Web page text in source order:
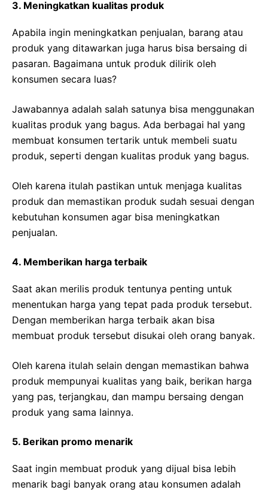
3. Meningkatkan kualitas produk
Apabila ingin meningkatkan penjualan, barang atau
produk yang ditawarkan juga harus bisa bersaing di
pasaran. Bagaimana untuk produk dilirik oleh
konsumen secara luas?
Jawabannya adalah salah satunya bisa menggunakan
kualitas produk yang bagus. Ada berbagai hal yang
membuat konsumen tertarik untuk membeli suatu
produk, seperti dengan kualitas produk yang bagus.
Oleh karena itulah pastikan untuk menjaga kualitas
produk dan memastikan produk sudah sesuai dengan
kebutuhan konsumen agar bisa meningkatkan
penjualan.
4. Memberikan harga terbaik
Saat akan merilis produk tentunya penting untuk
menentukan harga yang tepat pada produk tersebut.
Dengan memberikan harga terbaik akan bisa
membuat produk tersebut disukai oleh orang banyak.
Oleh karena itulah selain dengan memastikan bahwa
produk mempunyai kualitas yang baik, berikan harga
yang pas, terjangkau, dan mampu bersaing dengan
produk yang sama lainnya.
5. Berikan promo menarik
Saat ingin membuat produk yang dijual bisa lebih
menarik bagi banyak orang atau konsumen adalah